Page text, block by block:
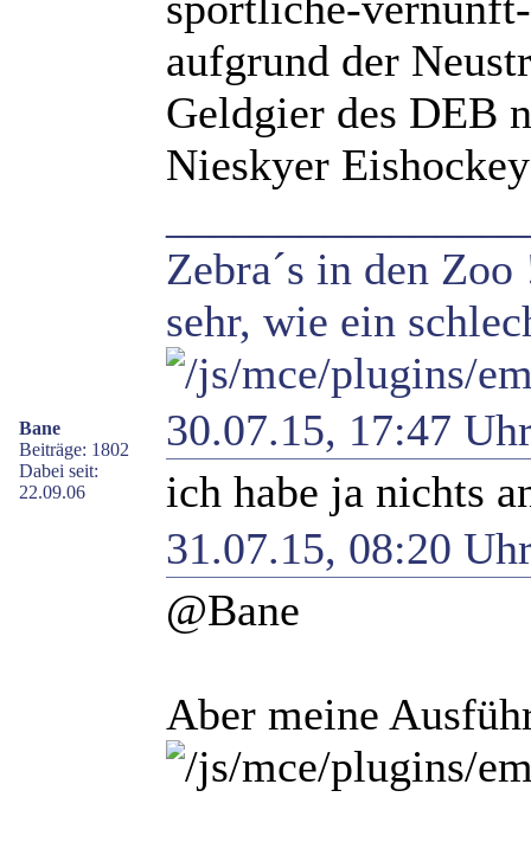
aufgrund der
Geldgier des DEB
Nieskyer
Zebra´s in den
sehr, wie ein
Bane
Beiträge: 1802
Dabei seit:
22.09.06
30.07.15, 17:47
ich habe ja nichts
31.07.15, 08:20
@Bane
Aber meine